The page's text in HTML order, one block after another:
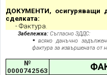
ДОКУМЕНТИ, осигуряващи
сделката:
- Фактура.
Забележка: Съгласно ЗДДС:
всяко данъчно
фактура за извършената от
№
0000742563